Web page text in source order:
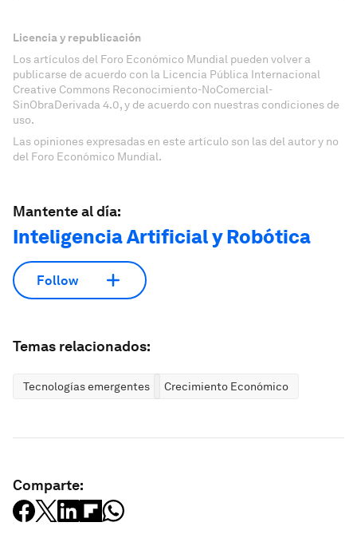
Licencia y republicación
Los artículos del Foro Económico Mundial pueden volver a
publicarse de acuerdo con la Licencia Pública Internacional
Creative Commons Reconocimiento-NoComercial-
SinObraDerivada 4.0, y de acuerdo con nuestras condiciones de
uso.
Las opiniones expresadas en este artículo son las del autor y no
del Foro Económico Mundial.
Mantente al día:
Inteligencia Artificial y Robótica
Follow
Temas relacionados:
Tecnologías emergentes Crecimiento Económico
Comparte: